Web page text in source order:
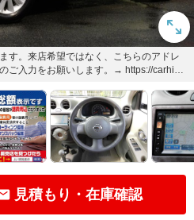
す。来店希望ではなく、こちらのアドレ
をお願いします。→ https://carhist
見積もり・在庫確認